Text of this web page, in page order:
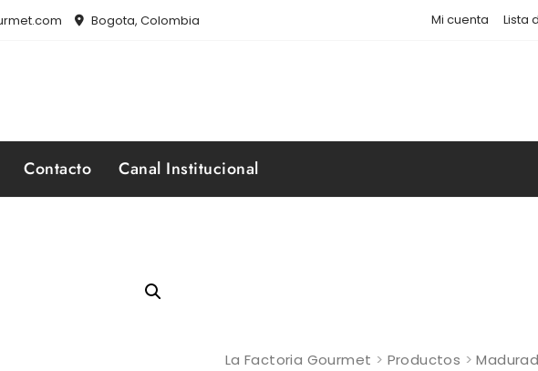
Bogota, Colombia Mi cuenta Lista
Contacto Canal Institucional
La Factoria Gourmet > Productos >